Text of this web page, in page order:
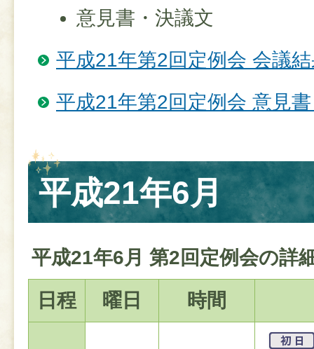
意見書・決議文
平成21年第2回定例会 会議
平成21年第2回定例会 意見
平成21年6月
平成21年6月 第2回定例会の詳
日程
曜日 時間